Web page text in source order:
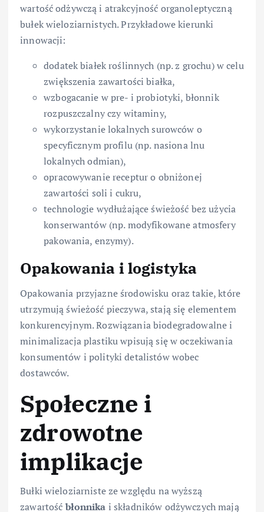
wartość odżywczą i atrakcyjność organoleptyczną
bułek wieloziarnistych. Przykładowe kierunki
innowacji:
dodatek białek roślinnych (np. z grochu) w celu
zwiększenia zawartości białka,
wzbogacanie w pre- i probiotyki, błonnik
rozpuszczalny czy witaminy,
wykorzystanie lokalnych surowców o
specyficznym profilu (np. nasiona lnu
lokalnych odmian),
opracowywanie receptur o obniżonej
zawartości soli i cukru,
technologie wydłużające świeżość bez użycia
konserwantów (np. modyfikowane atmosfery
pakowania, enzymy).
Opakowania i logistyka
Opakowania przyjazne środowisku oraz takie, które
utrzymują świeżość pieczywa, stają się elementem
konkurencyjnym. Rozwiązania biodegradowalne i
minimalizacja plastiku wpisują się w oczekiwania
konsumentów i polityki detalistów wobec
dostawców.
Społeczne i
zdrowotne
implikacje
Bułki wieloziarniste ze względu na wyższą
zawartość błonnika i składników odżywczych mają